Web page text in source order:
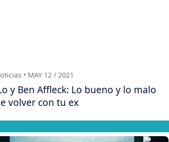
• MAY 12 / 2021
y Ben Affleck: Lo bueno y lo malo
volver con tu ex